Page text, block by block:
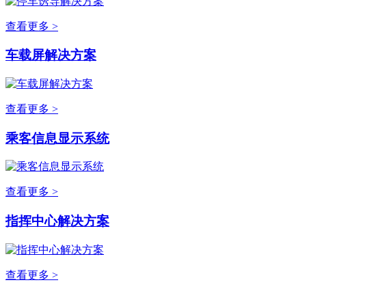
查看更多 >
车载屏解决方案
查看更多 >
乘客信息显示系统
查看更多 >
指挥中心解决方案
查看更多 >